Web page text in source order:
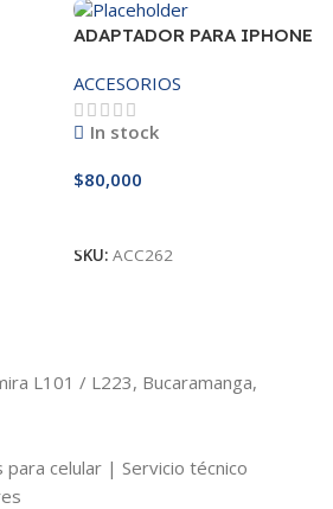
ADAPTADOR PARA IPHONE
ACCESORIOS
In stock
$80,000
SKU: ACC262
L101 / L223, Bucaramanga,
para celular | Servicio técnico